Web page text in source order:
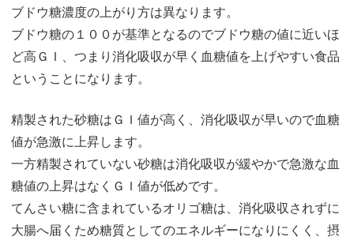
ブドウ糖濃度の上がり方は異なります。
ブドウ糖の１００が基準となるのでブドウ糖の値に近いほ
ど高ＧＩ、つまり消化吸収が早く血糖値を上げやすい食品
ということになります。
精製された砂糖はＧＩ値が高く、消化吸収が早いので血糖
値が急激に上昇します。
一方精製されていない砂糖は消化吸収が緩やかで急激な血
糖値の上昇はなくＧＩ値が低めです。
てんさい糖に含まれているオリゴ糖は、消化吸収されずに
大腸へ届くため糖質としてのエネルギーになりにくく、摂